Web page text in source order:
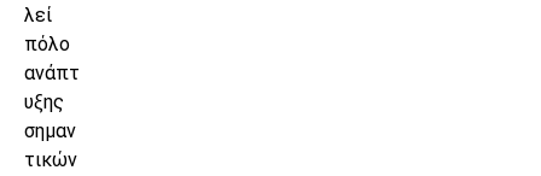
λεί
πόλο
ανάπτ
υξης
σημαν
τικών